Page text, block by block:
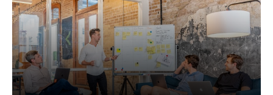
Responsabilité civile
En savoir plus